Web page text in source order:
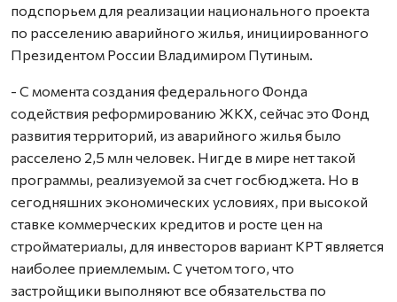
подспорьем для реализации национального проекта
по расселению аварийного жилья, инициированного
Президентом России Владимиром Путиным.
- С момента создания федерального Фонда
содействия реформированию ЖКХ, сейчас это Фонд
развития территорий, из аварийного жилья было
расселено 2,5 млн человек. Нигде в мире нет такой
программы, реализуемой за счет госбюджета. Но в
сегодняшних экономических условиях, при высокой
ставке коммерческих кредитов и росте цен на
стройматериалы, для инвесторов вариант КРТ является
наиболее приемлемым. С учетом того, что
застройщики выполняют все обязательства по